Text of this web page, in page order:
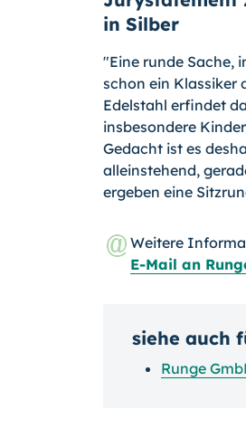
in Silber
"Eine runde Sache,
schon ein Klassiker
Edelstahl erfindet
insbesondere
Gedacht ist es
alleinstehend,
ergeben eine
Weitere
E-Mail an
siehe auch
Runge